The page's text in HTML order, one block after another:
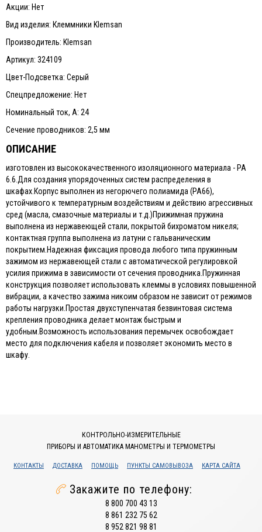
Акции: Нет
Вид изделия: Клеммники Klemsan
Производитель: Klemsan
Артикул: 324109
Цвет-Подсветка: Серый
Спецпредложение: Нет
Номинальный ток, А: 24
Сечение проводников: 2,5 мм
ОПИСАНИЕ
изготовлен из высококачественного изоляционного материала - РА
6.6.Для создания упорядоченных систем распределения в
шкафах.Корпус выполнен из негорючего полиамида (PA66),
устойчивого к температурным воздействиям и действию агрессивных
сред (масла, смазочные материалы и т.д.)Прижимная пружина
выполнена из нержавеющей стали, покрытой бихроматом никеля;
контактная группа выполнена из латуни с гальваническим
покрытием.Надежная фиксация провода любого типа пружинным
зажимом из нержавеющей стали с автоматической регулировкой
усилия прижима в зависимости от сечения проводника.Пружинная
конструкция позволяет использовать клеммы в условиях повышенной
вибрации, а качество зажима никоим образом не зависит от режимов
работы нагрузки.Простая двухступенчатая безвинтовая система
крепления проводника делает монтаж быстрым и
удобным.Возможность использования перемычек освобождает
место для подключения кабеля и позволяет экономить место в
шкафу.
КОНТРОЛЬНО-ИЗМЕРИТЕЛЬНЫЕ
ПРИБОРЫ И АВТОМАТИКА МАНОМЕТРЫ И ТЕРМОМЕТРЫ
КОНТАКТЫ ДОСТАВКА ПОМОЩЬ ПУНКТЫ САМОВЫВОЗА КАРТА САЙТА
Закажите по телефону:
8 800 700 43 13
8 861 232 75 62
8 952 821 98 81